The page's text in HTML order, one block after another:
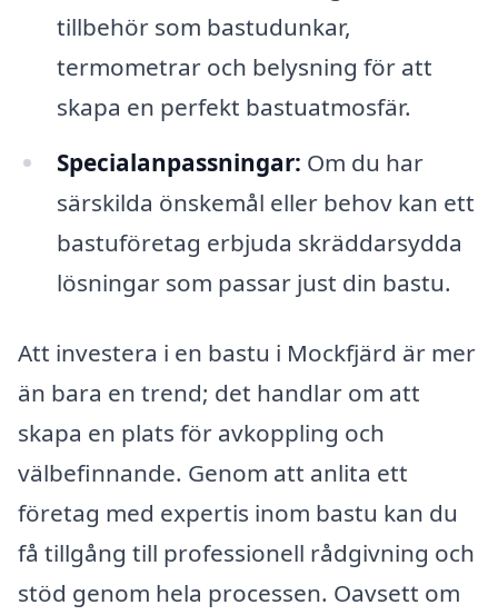
tillbehör som bastudunkar,
termometrar och belysning för att
skapa en perfekt bastuatmosfär.
Specialanpassningar: Om du har
särskilda önskemål eller behov kan ett
bastuföretag erbjuda skräddarsydda
lösningar som passar just din bastu.
Att investera i en bastu i Mockfjärd är mer
än bara en trend; det handlar om att
skapa en plats för avkoppling och
välbefinnande. Genom att anlita ett
företag med expertis inom bastu kan du
få tillgång till professionell rådgivning och
stöd genom hela processen. Oavsett om